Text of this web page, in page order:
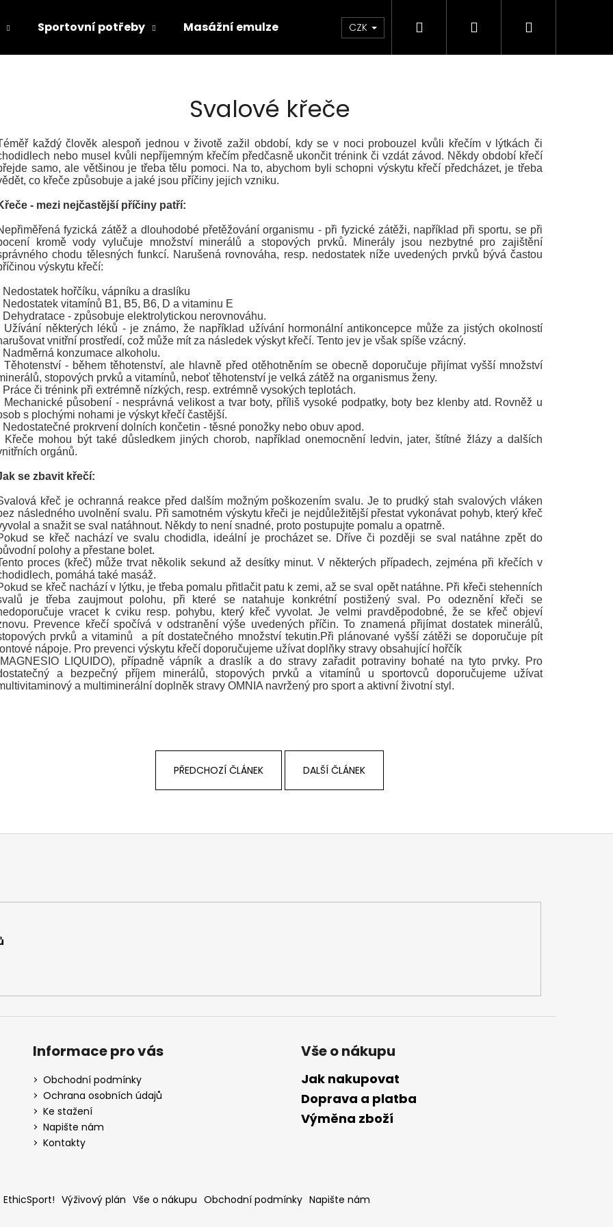
Sportovní potřeby Masážní emulze Elektrokola Kontakty Informace o
CZK Hledat PřihlášeníNákupní
Svalové křeče
každý člověk alespoň jednou v životě zažil období, kdy se v noci probouzel kvůli křečím v lýtkách či
nebo musel kvůli nepříjemným křečím předčasně ukončit trénink či vzdát závod. Někdy období křečí
samo, ale většinou je třeba tělu pomoci. Na to, abychom byli schopni výskytu křečí předcházet, je třeba
co křeče způsobuje a jaké jsou příčiny jejich vzniku.
- mezi nejčastější příčiny patří:
fyzická zátěž a dlouhodobé přetěžování organismu - při fyzické zátěži, například při sportu, se při
kromě vody vylučuje množství minerálů a stopových prvků. Minerály jsou nezbytné pro zajištění
chodu tělesných funkcí. Narušená rovnováha, resp. nedostatek níže uvedených prvků bývá častou
výskytu křečí:
Nedostatek hořčíku, vápníku a draslíku
Nedostatek vitamínů B1, B5, B6, D a vitaminu E
Dehydratace - způsobuje elektrolytickou nerovnováhu.
Užívání některých léků - je známo, že například užívání hormonální antikoncepce může za jistých okolností
vnitřní prostředí, což může mít za následek výskyt křečí. Tento jev je však spíše vzácný.
Nadměrná konzumace alkoholu.
Těhotenství - během těhotenství, ale hlavně před otěhotněním se obecně doporučuje přijímat vyšší množství
stopových prvků a vitamínů, neboť těhotenství je velká zátěž na organismus ženy.
Práce či trénink při extrémně nízkých, resp. extrémně vysokých teplotách.
Mechanické působení - nesprávná velikost a tvar boty, příliš vysoké podpatky, boty bez klenby atd. Rovněž u
s plochými nohami je výskyt křečí častější.
Nedostatečné prokrvení dolních končetin - těsné ponožky nebo obuv apod.
Křeče mohou být také důsledkem jiných chorob, například onemocnění ledvin, jater, štítné žlázy a dalších
orgánů.
se zbavit křečí:
křeč je ochranná reakce před dalším možným poškozením svalu. Je to prudký stah svalových vláken
následného uvolnění svalu. Při samotném výskytu křeči je nejdůležitější přestat vykonávat pohyb, který křeč
a snažit se sval natáhnout. Někdy to není snadné, proto postupujte pomalu a opatrně.
se křeč nachází ve svalu chodidla, ideální je procházet se. Dříve či později se sval natáhne zpět do
polohy a přestane bolet.
proces (křeč) může trvat několik sekund až desítky minut. V některých případech, zejména při křečích v
pomáhá také masáž.
se křeč nachází v lýtku, je třeba pomalu přitlačit patu k zemi, až se sval opět natáhne. Při křeči stehenních
je třeba zaujmout polohu, při které se natahuje konkrétní postižený sval. Po odeznění křeči se
vracet k cviku resp. pohybu, který křeč vyvolat. Je velmi pravděpodobné, že se křeč objeví
Prevence křečí spočívá v odstranění výše uvedených příčin. To znamená přijímat dostatek minerálů,
prvků a vitaminů a pít dostatečného množství tekutin.Při plánované vyšší zátěži se doporučuje pít
nápoje. Pro prevenci výskytu křečí doporučujeme užívat doplňky stravy obsahující hořčík
MAGNESIO LIQUIDO), případně vápník a draslík a do stravy zařadit potraviny bohaté na tyto prvky. Pro
a bezpečný příjem minerálů, stopových prvků a vitamínů u sportovců doporučujeme užívat
a multiminerální doplněk stravy OMNIA navržený pro sport a aktivní životní styl.
PŘEDCHOZÍ ČLÁNEK DALŠÍ ČLÁNEK
Doporučujeme
Informace pro vás
Obchodní podmínky
Ochrana osobních údajů
Ke stažení
Napište nám
Kontakty
Vše o nákupu
Jak nakupovat
Doprava a platba
Výměna zboží
Výživový plán Vše o nákupu Obchodní podmínky Napište nám